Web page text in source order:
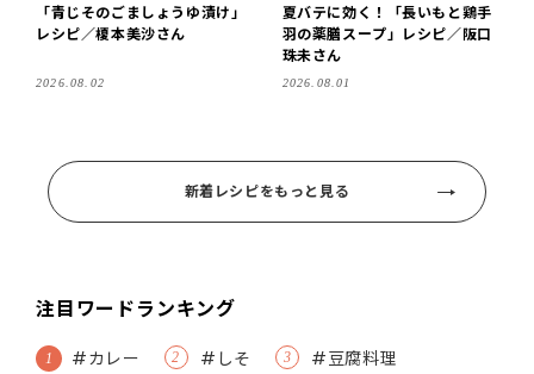
「青じそのごましょうゆ漬け」
レシピ／榎本美沙さん
2026.08.02
夏バテに効く！「長いもと鶏手
羽の薬膳スープ」レシピ／阪口
珠未さん
2026.08.01
新着レシピをもっと見る
注目ワードランキング
#カレー #しそ
#豆腐料理